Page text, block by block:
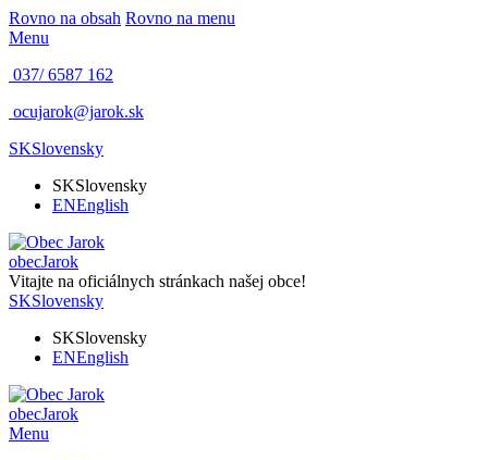
Rovno na obsah Rovno na menu
Menu
037/ 6587 162
ocujarok@jarok.sk
SKSlovensky
SKSlovensky
ENEnglish
obecJarok
Vitajte na oficiálnych stránkach našej obce!
SKSlovensky
SKSlovensky
ENEnglish
obecJarok
Menu